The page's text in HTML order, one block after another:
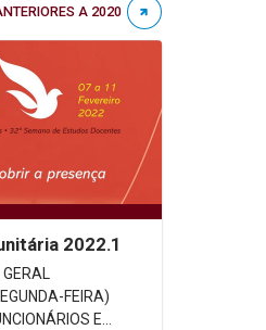
A 2020
2022.1
FEIRA)
E